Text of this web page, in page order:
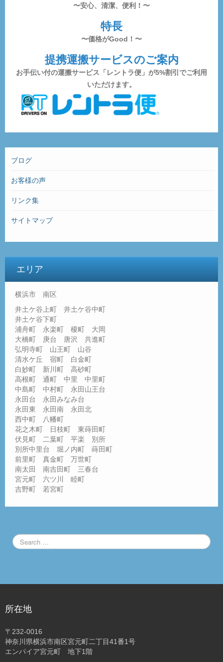
〜安心、清潔、便利！〜
特長
〜価格がGood！〜
提携運搬サービスのご案内
お手伝い付の運搬サービス「レントラ便」が5%割引でご利用
いただけます。
ブログ
お客様の声
リンク集
サイトマップ
エリア
横浜市 南区
井土ケ谷上町 井土ケ谷中町
井土ケ谷下町
浦舟町 永楽町 榎町 大岡
大橋町 庚台 唐沢 共進町
弘明寺町 山王町 山谷
清水ケ丘 宿町 白金町
白妙町 新川町 高砂町
高根町 通町 中里 中里町
中島町 中村町 永田山王台
永田台 永田みなみ台
永田東 永田南 永田北
西中町 八幡町
花之木町 日枝町 東蒔田町
伏見町 二葉町 平楽 別所
別所中里台 堀ノ内町 蒔田町
前里町 真金町 万世町
南太田 南吉田町 三春台
宮元町 六ツ川 睦町
吉野町 若宮町
所在地
〒232-0016
神奈川県横浜市南区宮元町二丁目41番1号
エンパイア宮元町 地下1階